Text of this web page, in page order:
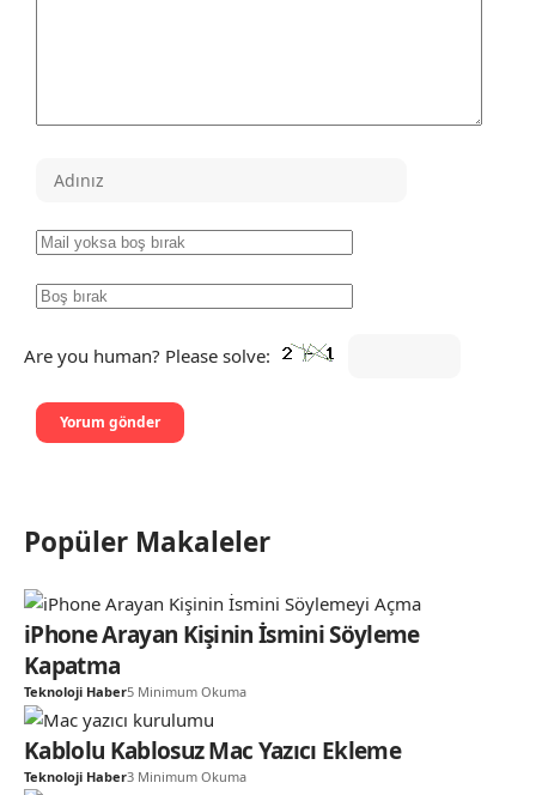
Are you human? Please solve:
Popüler Makaleler
iPhone Arayan Kişinin İsmini Söyleme
Kapatma
Teknoloji Haber5 Minimum Okuma
Kablolu Kablosuz Mac Yazıcı Ekleme
Teknoloji Haber3 Minimum Okuma